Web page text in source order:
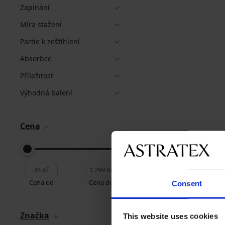
Consent
This website uses cookies
Zapínání
Míra stažení
Partie k zeštíhlení
Absorbce
Příležitost
Výhodná balení
Cena
Cena od Cena do
Značka